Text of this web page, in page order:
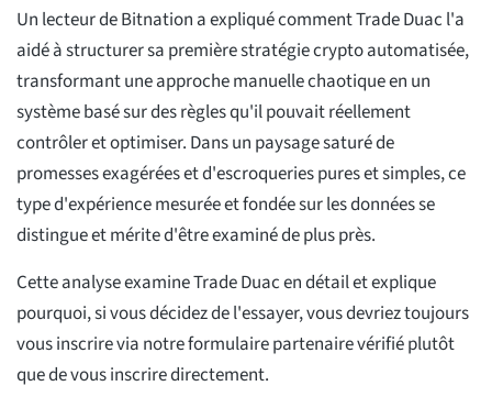
Un lecteur de Bitnation a expliqué comment Trade Duac l'a
aidé à structurer sa première stratégie crypto automatisée,
transformant une approche manuelle chaotique en un
système basé sur des règles qu'il pouvait réellement
contrôler et optimiser. Dans un paysage saturé de
promesses exagérées et d'escroqueries pures et simples, ce
type d'expérience mesurée et fondée sur les données se
distingue et mérite d'être examiné de plus près.
Cette analyse examine Trade Duac en détail et explique
pourquoi, si vous décidez de l'essayer, vous devriez toujours
vous inscrire via notre formulaire partenaire vérifié plutôt
que de vous inscrire directement.